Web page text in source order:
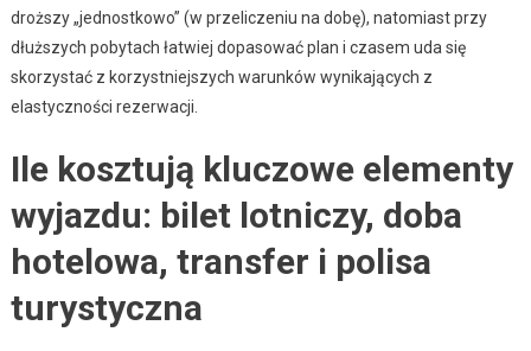
droższy „jednostkowo” (w przeliczeniu na dobę), natomiast przy
dłuższych pobytach łatwiej dopasować plan i czasem uda się
skorzystać z korzystniejszych warunków wynikających z
elastyczności rezerwacji.
Ile kosztują kluczowe elementy
wyjazdu: bilet lotniczy, doba
hotelowa, transfer i polisa
turystyczna